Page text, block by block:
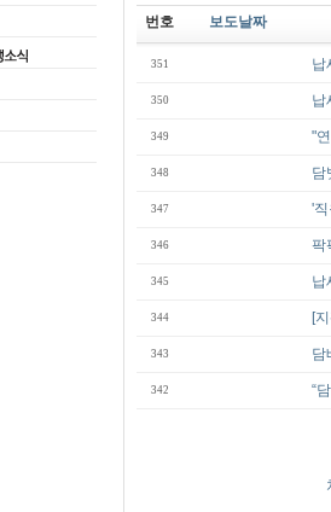
번호 보도날짜
351 납
350 납
349 "
348 담
347 '
346 팍
345 납
344 [
343 담
342 “